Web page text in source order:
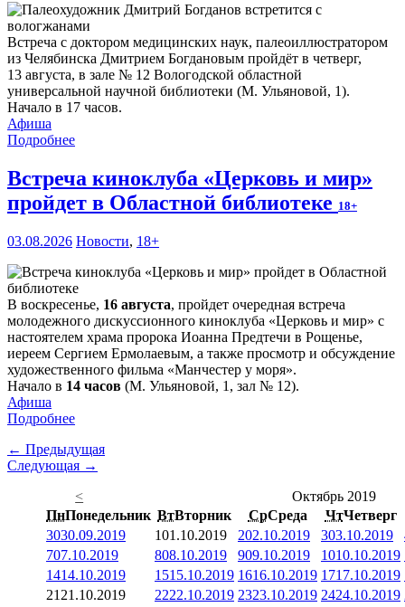
Встреча с доктором медицинских наук, палеоиллюстратором
из Челябинска Дмитрием Богдановым пройдёт в четверг,
13 августа, в зале № 12 Вологодской областной
универсальной научной библиотеки (М. Ульяновой, 1).
Начало в 17 часов.
Афиша
Подробнее
Встреча киноклуба «Церковь и мир»
пройдет в Областной библиотеке 18+
03.08.2026 Новости, 18+
В воскресенье, 16 августа, пройдет очередная встреча
молодежного дискуссионного киноклуба «Церковь и мир» с
настоятелем храма пророка Иоанна Предтечи в Рощенье,
иереем Сергием Ермолаевым, а также просмотр и обсуждение
художественного фильма «Манчестер у моря».
Начало в 14 часов (М. Ульяновой, 1, зал № 12).
Афиша
Подробнее
← Предыдущая
Следующая →
<
Октябрь 2019
ПнПонедельник ВтВторник СрСреда ЧтЧетверг
3030.09.2019 101.10.2019 202.10.2019 303.10.2019
707.10.2019 808.10.2019 909.10.2019 1010.10.2019
1414.10.2019 1515.10.2019 1616.10.2019 1717.10.2019
21 21.10.2019 2222.10.2019 2323.10.2019 2424.10.2019